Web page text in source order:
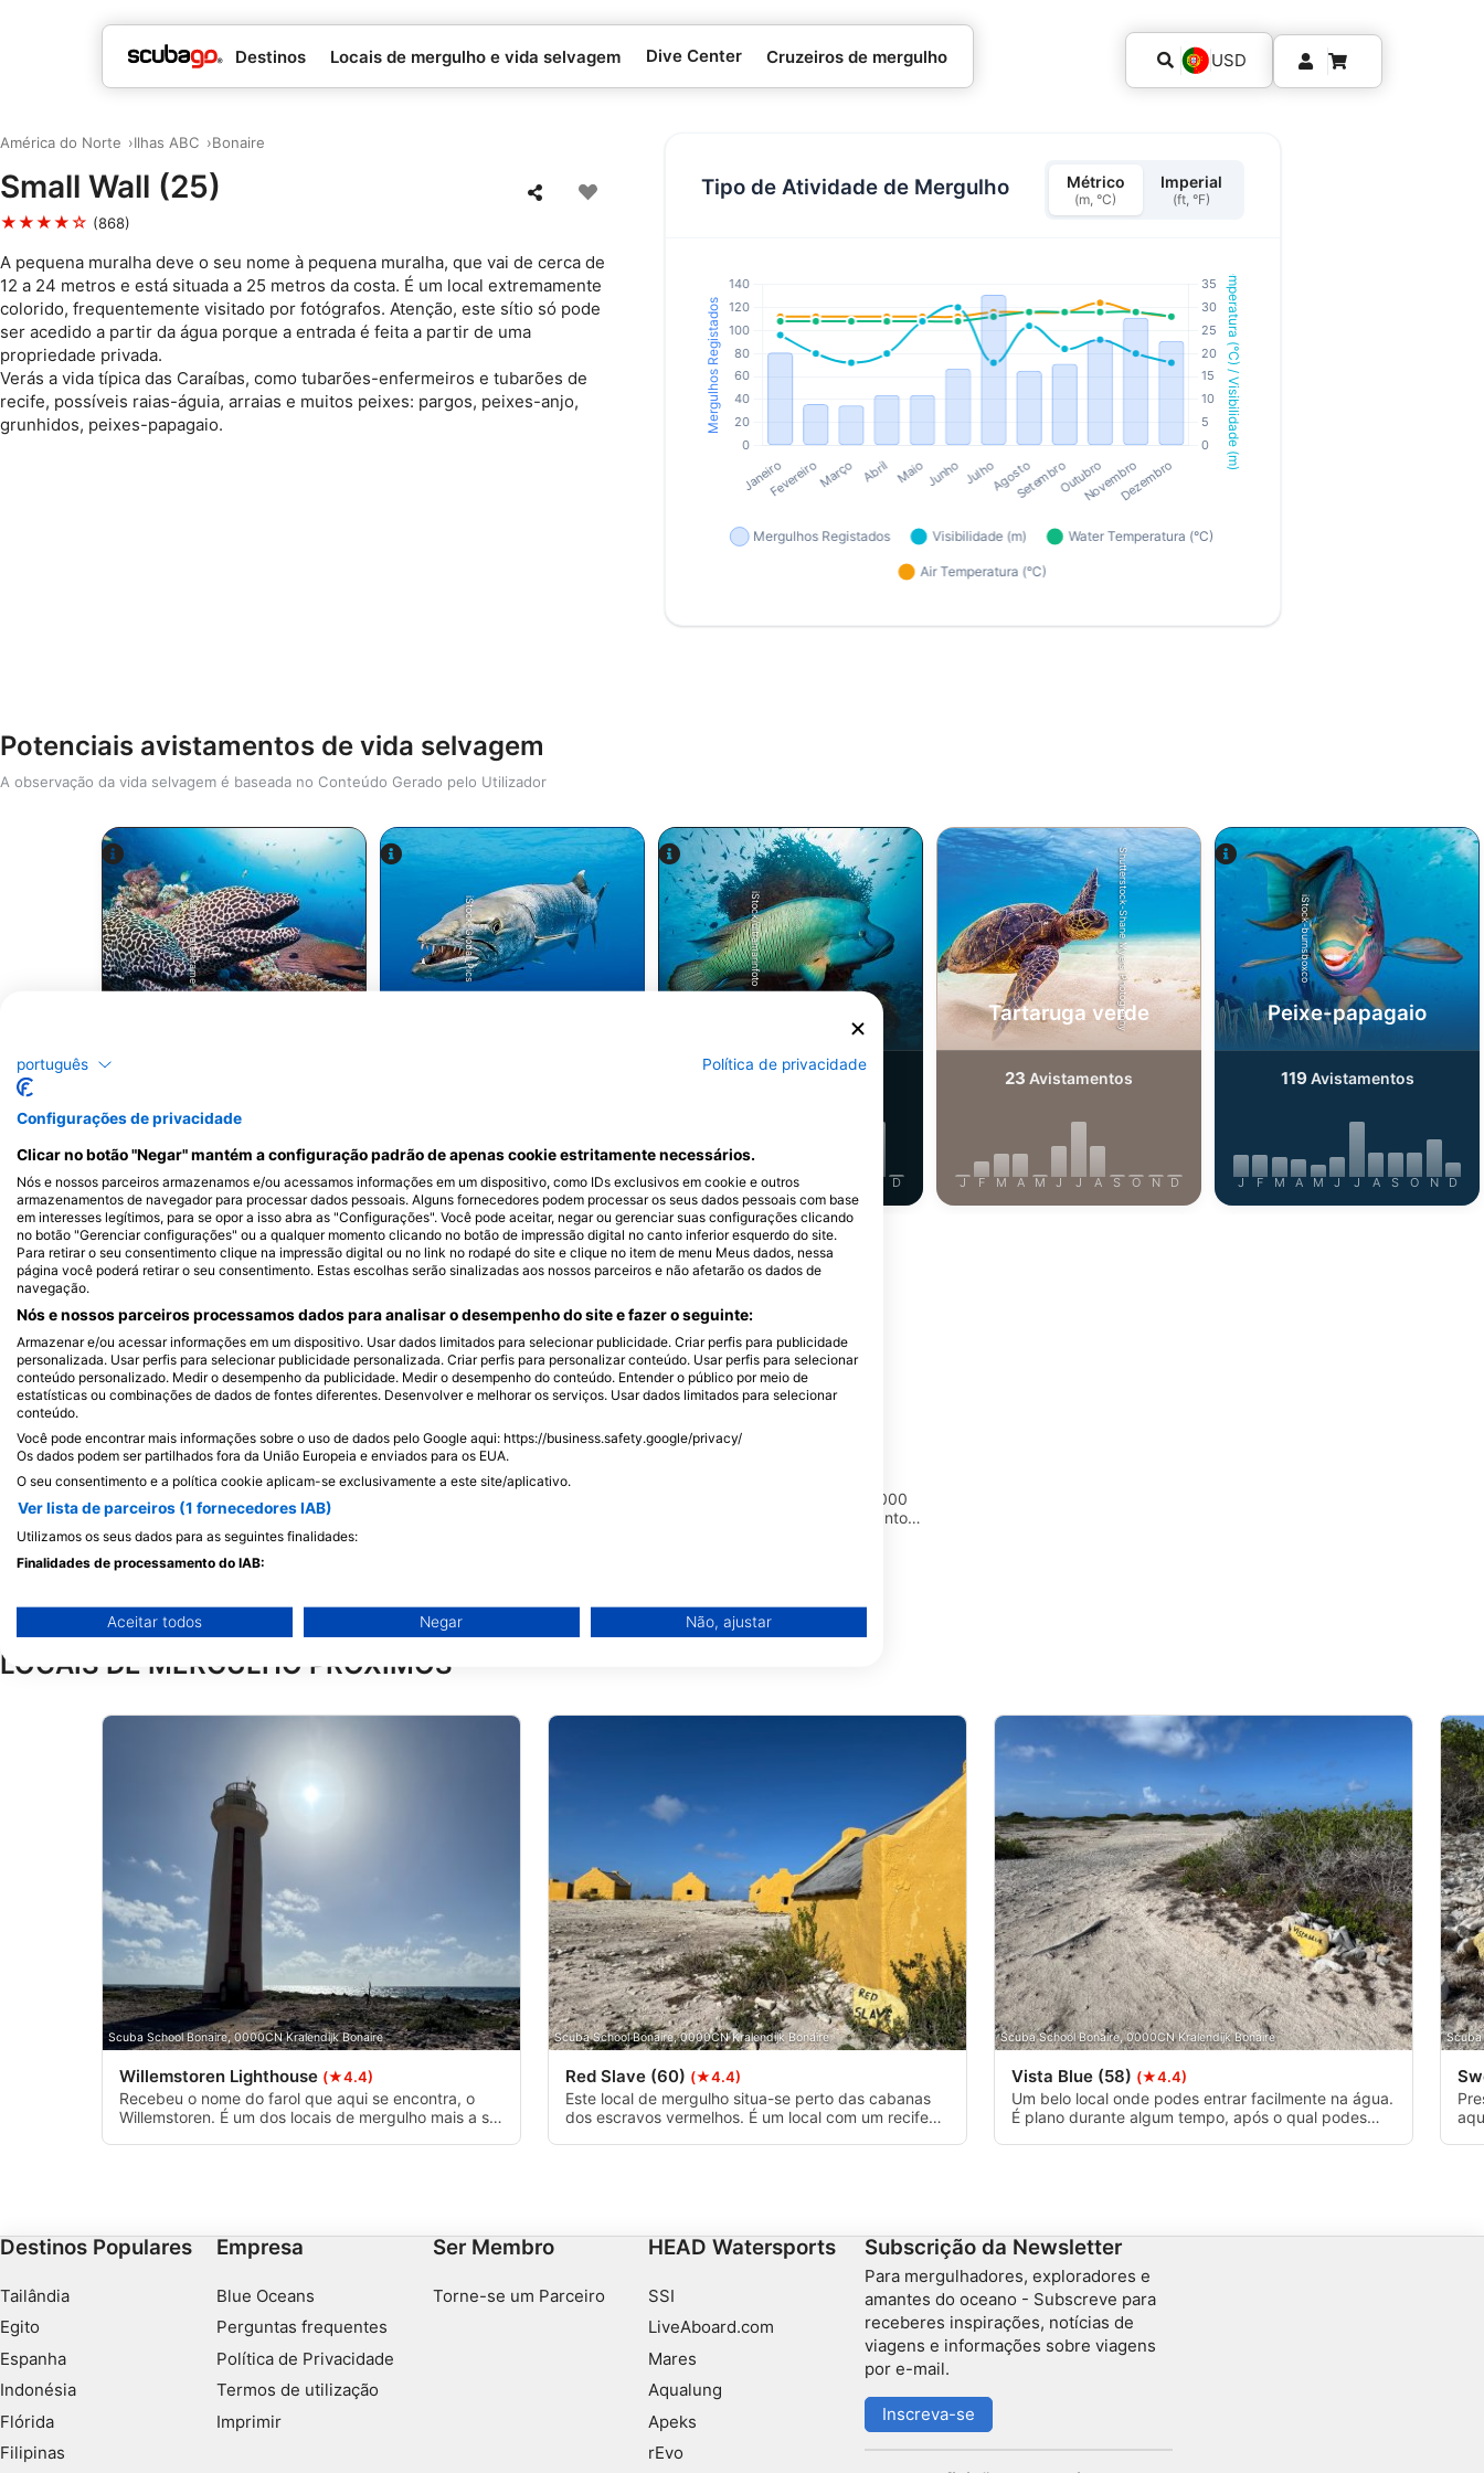
Destinos Locais de mergulho e vida selvagem Dive Center Cruzeiros de mergulho USD
América do Norte Ilhas ABC Bonaire
Small Wall (25)
★★★★☆ (868)
A pequena muralha deve o seu nome à pequena muralha, que vai de cerca de
12 a 24 metros e está situada a 25 metros da costa. É um local extremamente
colorido, frequentemente visitado por fotógrafos. Atenção, este sítio só pode
ser acedido a partir da água porque a entrada é feita a partir de uma
propriedade privada.
Verás a vida típica das Caraíbas, como tubarões-enfermeiros e tubarões de
recife, possíveis raias-águia, arraias e muitos peixes: pargos, peixes-anjo,
grunhidos, peixes-papagaio.
Tipo de Atividade de Mergulho Métrico
(m, °C)
Imperial
(ft, °F)
Potenciais avistamentos de vida selvagem
A observação da vida selvagem é baseada no Conteúdo Gerado pelo Utilizador
Alamy-WaterFrame
J F M A M J J A S O N D
iStock-Global_Pics
J F M A M J J A S O N D
iStock/ultramarinfoto
26 Avistamentos
J F M A M J J D
Shutterstock-Shane Myers Photography
Tartaruga verde
23 Avistamentos
J F M A M J J A S O N D
iStock-burnsboxco
Peixe-papagaio
119Avistamentos
J F M A M J J A S O N D
Mostrar mais animais
Centros de mergulho que servem este local de mergulho
Wanderlust Dive Center Bonaire
Kaya Perenales 3, 0000 BQ Kralendijk,
Bonaire, Santo Eustáquio E Saba
DivOcean Bonaire
J.A. Abraham BLVD 82 #301, 0000ab
Kralendijk, Bonaire, Santo Eustáquio E
Saba
J.A. Abraham Boulevard 87, 00000
Kralendijk - Bonaire, Bonaire, Santo
LOCAIS DE MERGULHO PRÓXIMOS
Scuba School Bonaire, 0000CN Kralendijk Bonaire
Willemstoren Lighthouse (★4.4)
Recebeu o nome do farol que aqui se encontra, o
Willemstoren. É um dos locais de mergulho mais a sul
Scuba School Bonaire, 0000CN Kralendijk Bonaire
Red Slave (60) (★4.4)
Este local de mergulho situa-se perto das cabanas
dos escravos vermelhos. É um local com um recife
Scuba School Bonaire, 0000CN Kralendijk Bonaire
Vista Blue (58) (★4.4)
Um belo local onde podes entrar facilmente na água.
É plano durante algum tempo, após o qual podes
Scuba
Destinos Populares
Tailândia
Egito
Espanha
Indonésia
Flórida
Filipinas
Empresa
Blue Oceans
Perguntas frequentes
Política de Privacidade
Termos de utilização
Imprimir
Ser Membro
Torne-se um Parceiro
HEAD Watersports
SSI
LiveAboard.com
Mares
Aqualung
Apeks
rEvo
Subscrição da Newsletter
Para mergulhadores, exploradores e
amantes do oceano - Subscreve para
receberes inspirações, notícias de
viagens e informações sobre viagens
por e-mail.
Inscreva-se
português Política de privacidade
Configurações de privacidade
Clicar no botão "Negar" mantém a configuração padrão de apenas cookie estritamente necessários.
Nós e nossos parceiros armazenamos e/ou acessamos informações em um dispositivo, como IDs exclusivos em cookie e outros
armazenamentos de navegador para processar dados pessoais. Alguns fornecedores podem processar os seus dados pessoais com base
em interesses legítimos, para se opor a isso abra as "Configurações". Você pode aceitar, negar ou gerenciar suas configurações clicando
no botão "Gerenciar configurações" ou a qualquer momento clicando no botão de impressão digital no canto inferior esquerdo do site.
Para retirar o seu consentimento clique na impressão digital ou no link no rodapé do site e clique no item de menu Meus dados, nessa
página você poderá retirar o seu consentimento. Estas escolhas serão sinalizadas aos nossos parceiros e não afetarão os dados de
navegação.
Nós e nossos parceiros processamos dados para analisar o desempenho do site e fazer o seguinte:
Armazenar e/ou acessar informações em um dispositivo. Usar dados limitados para selecionar publicidade. Criar perfis para publicidade
personalizada. Usar perfis para selecionar publicidade personalizada. Criar perfis para personalizar conteúdo. Usar perfis para selecionar
conteúdo personalizado. Medir o desempenho da publicidade. Medir o desempenho do conteúdo. Entender o público por meio de
estatísticas ou combinações de dados de fontes diferentes. Desenvolver e melhorar os serviços. Usar dados limitados para selecionar
conteúdo.
Você pode encontrar mais informações sobre o uso de dados pelo Google aqui: https://business.safety.google/privacy/
Os dados podem ser partilhados fora da União Europeia e enviados para os EUA.
O seu consentimento e a política cookie aplicam-se exclusivamente a este site/aplicativo.
Ver lista de parceiros (1 fornecedores IAB)
Utilizamos os seus dados para as seguintes finalidades:
Finalidades de processamento do IAB:
Usar dados limitados para selecionar publicidade
Criar perfis para personalizar conteúdo
Usar perfis para selecionar conteúdo personalizado
Medir o desempenho da publicidade
Medir o desempenho do conteúdo
Entender o público por meio de estatísticas ou combinações de dados de fontes
Desenvolver e melhorar os serviços
Usar dados limitados para selecionar conteúdo
Recursos especiais do IAB:
Usar dados exatos de geolocalização
Necessário
Desempenho
Publicidade
Aceitar todos Negar Não, ajustar